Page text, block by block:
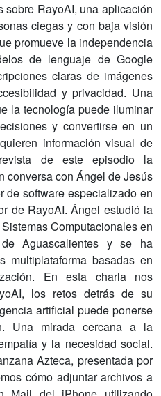
sobre RayoAI, una aplicación
ciegas y con baja visión
promueve la independencia
de lenguaje de Google
claras de imágenes
y privacidad. Una
la tecnología puede iluminar
y convertirse en un
información visual de
de este episodio la
conversa con Ángel de Jesús
de software especializado en
de RayoAI. Ángel estudió la
Computacionales en
Aguascalientes y se ha
multiplataforma basadas en
En esta charla nos
los retos detrás de su
artificial puede ponerse
Una mirada cercana a la
y la necesidad social.
Azteca, presentada por
cómo adjuntar archivos a